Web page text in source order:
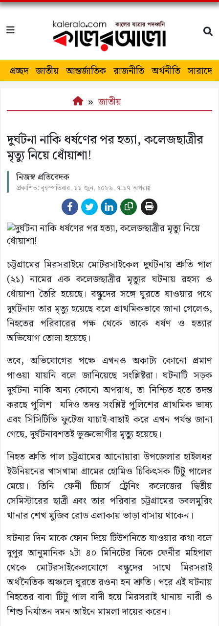
প্রচ্ছদ জাতীয় আন্তর্জাতিক রাজনীতি অর্থনীতি সারাদেশ
জাতীয়
দুর্ঘটনা নাকি ধর্ষণের পর হত্যা, কলেজছাত্রীর
মৃত্যু নিয়ে ধোঁয়াশা!
নিজস্ব প্রতিবেদক
প্রকাশিত: বৃহস্পতিবার, ১১ জুন, ২০২৬, ৭:১৭ অপরাহ্ণ
চট্টগ্রামের মিরসরাইয়ে মোটরসাইকেল দুর্ঘটনায় শ্রুতি পাল
(২১) নামের এক কলেজছাত্রীর মৃত্যুর ঘটনায় রহস্য ও
ধোঁয়াশা তৈরি হয়েছে। বন্ধুদের সঙ্গে ঘুরতে যাওয়ার পথে
দুর্ঘটনায় তার মৃত্যু হয়েছে বলে প্রাথমিকভাবে জানা গেলেও,
নিহতের পরিবারের পক্ষ থেকে তাকে ধর্ষণ ও হত্যার
অভিযোগ তোলা হয়েছে।
তবে, অভিযোগের পক্ষে এখনও অকাট্য কোনো প্রমাণ
পাওয়া যায়নি বলে জানিয়েছে সংশ্লিষ্টরা। ঘটনাটি সড়ক
দুর্ঘটনা নাকি অন্য কোনো অপরাধ, তা নিশ্চিত হতে তদন্ত
করছে পুলিশ। যদিও তদন্ত সংশ্লিষ্ট পুলিশের প্রাথমিক ভাষ্য
এবং সিসিটিভি ফুটেজ যাচাই-বাছাই করে এখন পর্যন্ত জানা
গেছে, দুর্ঘটনাবশতই ভুক্তভোগীর মৃত্যু হয়েছে।
নিহত শ্রুতি পাল চট্টগ্রামের আনোয়ারা উপজেলার হাইলধর
ইউনিয়নের খাসখামা গ্রামের হোমিও চিকিৎসক টিটু পালের
মেয়ে। তিনি ফেনী টিচার্স ট্রেনিং কলেজের দ্বিতীয়
সেমিস্টারের ছাত্রী এবং তার পরিবার চট্টগ্রামের ডবলমুরিং
থানার শেখ মুজিব রোড এলাকায় ভাড়া বাসায় থাকেন।
ঘটনার দিন মাকে ফোন দিয়ে টিউশনিতে যাওয়ার কথা বলে
দুপুর আনুমানিক ২টা ৪০ মিনিটের দিকে ফেনীর মহিপাল
থেকে মোটরসাইকেলযোগে বন্ধুদের সাথে মিরসরাই
অর্থনৈতিক অঞ্চলে ঘুরতে রওনা হন শ্রুতি। পরে এই ঘটনায়
নিহতের বাবা টিটু পাল বাদী হয়ে মিরসরাই থানায় নারী ও
শিশু নির্যাতন দমন আইনে মামলা দায়ের করেন।